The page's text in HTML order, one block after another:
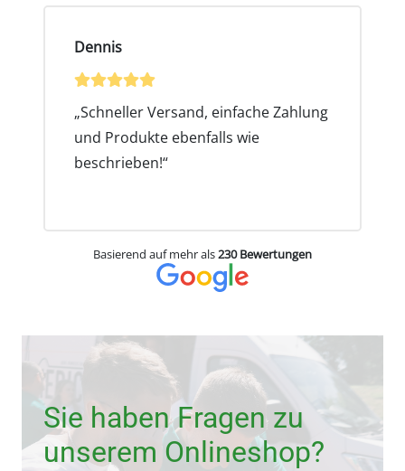
entdecken Sie, warum der Erste-Hilfe
Onlineshop von Rennecke-Medic die
bevorzugte Wahl für alle ist, denen es ernst
ist, Leben zu retten.
Dennis
„Schneller Versand, einfache Zahlung
und Produkte ebenfalls wie
beschrieben!“
Basierend auf mehr als230 Bewertungen
Sie haben Fragen zu
unserem Onlineshop?